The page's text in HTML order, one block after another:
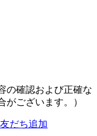
の確認および正確な
ございます。）
だち追加